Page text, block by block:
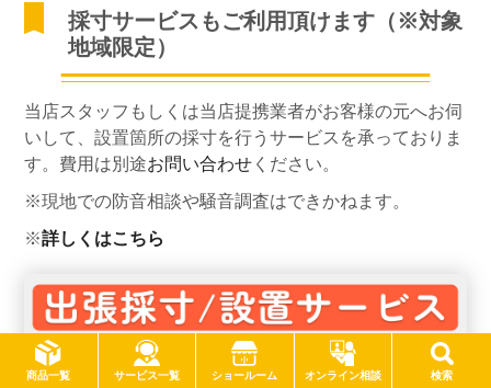
商品一覧 サービス一覧 ショールーム オンライン相談 検索
採寸サービスもご利用頂けます（※対象
地域限定）
当店スタッフもしくは当店提携業者がお客様の元へお伺
いして、設置箇所の採寸を行うサービスを承っておりま
す。費用は別途お問い合わせ ください。
※現地での防音相談や騒音調査はできかねます。
※詳しくはこちら